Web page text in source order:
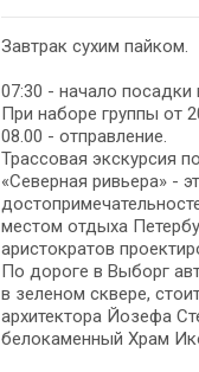
Завтрак сухим пайком.
07:30 - начало
При наборе группы от
08.00 - отправление.
Трассовая экскурсия
«Cеверная ривьера» -
местом отдыха
аристократов
По дороге в Выборг
в зеленом сквере,
архитектора Йозефа
белокаменный Храм